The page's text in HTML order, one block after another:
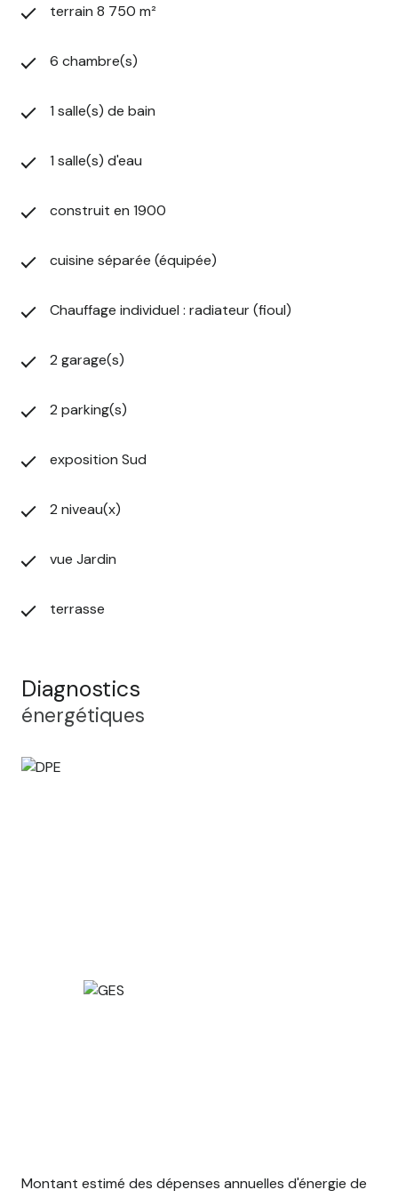
terrain 8 750 m²
6 chambre(s)
1 salle(s) de bain
1 salle(s) d'eau
construit en 1900
cuisine séparée (équipée)
Chauffage individuel : radiateur (fioul)
2 garage(s)
2 parking(s)
exposition Sud
2 niveau(x)
vue Jardin
terrasse
Diagnostics
énergétiques
Montant estimé des dépenses annuelles d'énergie de